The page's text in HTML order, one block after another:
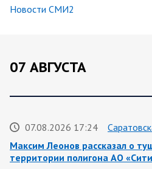
Новости СМИ2
07 АВГУСТА
07.08.2026 17:24
Максим Леонов рассказал о
территории полигона АО